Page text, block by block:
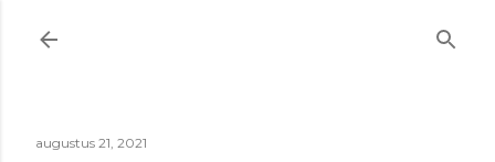
Doorgaan naar
augustus 21, 2021